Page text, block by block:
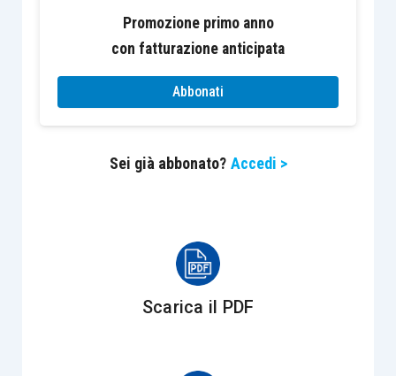
” consensualmente con effetto
“retroattivo” e, dunque, non avevano prodotto
non esseremai stata proprietaria delle unità
Avverso tale sentenza l’Agenzia delle Entrate
presentava appello, che veniva accolto dalla
C.T.R.. La contribuente proponeva, così, ricorso
Promozione primo anno
con fatturazione anticipata
Abbonati
Sei già abbonato? Accedi >
Scarica il PDF